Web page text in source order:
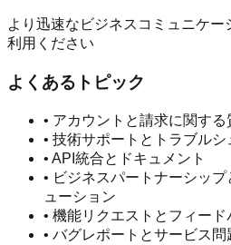
より迅速なビジネスコミュニケ
利用ください
よくあるトピック
• アカウントと請求に関する
• 技術サポートとトラブルシ
• API統合とドキュメント
• ビジネスパートナーシッ
ューション
• 機能リクエストとフィード
• バグレポートとサービス問